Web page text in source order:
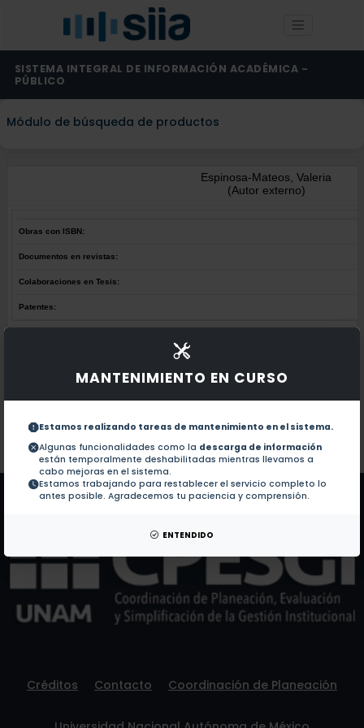
MANTENIMIENTO EN CURSO
Estamos realizando tareas de mantenimiento en el sistema.
Algunas funcionalidades como la descarga de información
están temporalmente deshabilitadas mientras llevamos a
cabo mejoras en el sistema.
Estamos trabajando para restablecer el servicio completo lo
antes posible. Agradecemos tu paciencia y comprensión.
ENTENDIDO
SISTEMA INTEGRAL DE INFORMACIÓN ACADÉMICA -
PÚBLICO
Módulo de búsqueda de productos
Espinosa-Mateos, Valeria
(Autor externo)
Obras con ISBN:
Documentos en revistas:
Colaboraciones en Tesis:
Patentes:
No hay obras de este autor.
Documentos en revistas:
Colaboraciones en Tesis:
Patentes: No hay patentes de este autor.
Créditos Contacto Coordinación de Planeación